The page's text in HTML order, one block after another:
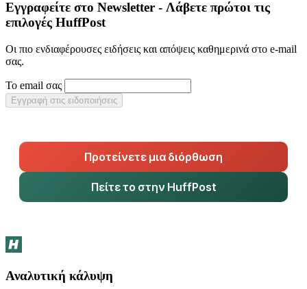
Εγγραφείτε στο Newsletter - Λάβετε πρώτοι τις
επιλογές HuffPost
Οι πιο ενδιαφέρουσες ειδήσεις και απόψεις καθημερινά στο e-mail
σας.
Το email σας
Εγγραφή στις ειδοποιήσεις
Προτείνετε μια διόρθωση
Πείτε το στην HuffPost
Αναλυτική κάλυψη